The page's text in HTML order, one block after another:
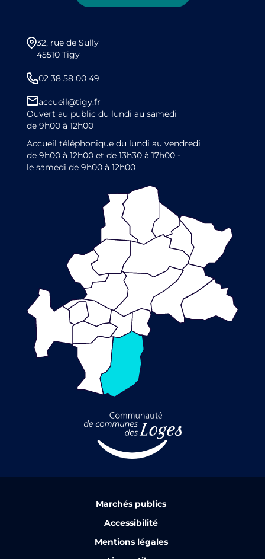
32, rue de Sully
45510 Tigy
02 38 58 00 49
accueil@tigy.fr
Ouvert au public du lundi au samedi
de 9h00 à 12h00
Accueil téléphonique du lundi au vendredi
de 9h00 à 12h00 et de 13h30 à 17h00 -
le samedi de 9h00 à 12h00
Marchés publics
Accessibilité
Mentions légales